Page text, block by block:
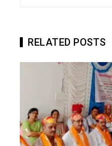
RELATED POSTS